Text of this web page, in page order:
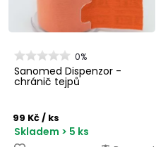
0%
Sanomed Dispenzor -
chránič tejpů
99 Kč/ ks
Skladem > 5 ks